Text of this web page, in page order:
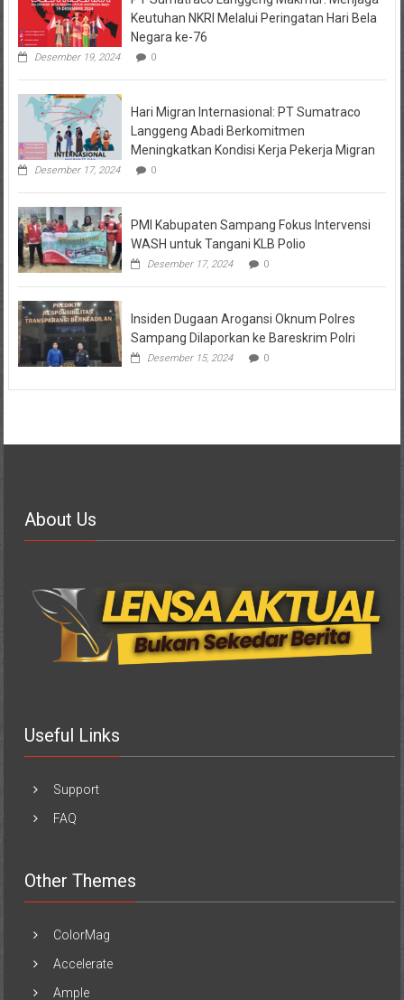
Keutuhan NKRI Melalui Peringatan Hari Bela
Negara ke-76
Desember 19, 2024 0
Hari Migran Internasional: PT Sumatraco
Langgeng Abadi Berkomitmen
Meningkatkan Kondisi Kerja Pekerja Migran
Desember 17, 2024 0
PMI Kabupaten Sampang Fokus Intervensi
WASH untuk Tangani KLB Polio
Desember 17, 2024 0
Insiden Dugaan Arogansi Oknum Polres
Sampang Dilaporkan ke Bareskrim Polri
Desember 15, 2024 0
About Us
Useful Links
Support
FAQ
Other Themes
ColorMag
Accelerate
Ample